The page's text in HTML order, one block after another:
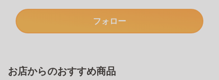
フォロー
お店からのおすすめ商品